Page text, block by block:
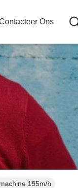
Ons
195m/h